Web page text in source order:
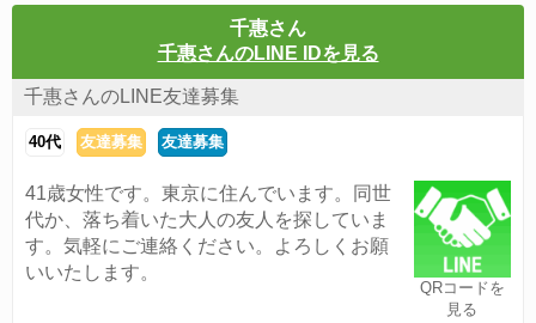
千惠さん
千惠さんのLINE IDを見る
千惠さんのLINE友達募集
40代 友達募集 友達募集
QRコードを
見る
41歳女性です。東京に住んでいます。同世
代か、落ち着いた大人の友人を探していま
す。気軽にご連絡ください。よろしくお願
いいたします。